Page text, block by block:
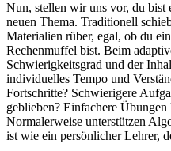
Nun, stellen wir uns vor, du bist
neuen Thema. Traditionell
Materialien rüber, egal, ob du
Rechenmuffel bist. Beim
Schwierigkeitsgrad und der
individuelles Tempo und
Fortschritte? Schwierigere
geblieben? Einfachere
Normalerweise unterstützen
ist wie ein persönlicher Lehrer,